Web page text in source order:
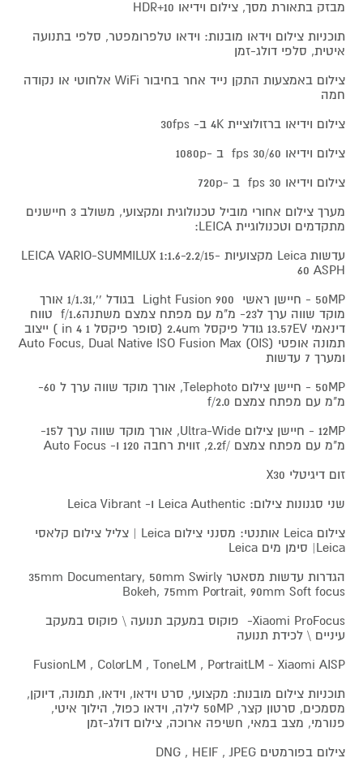
מבזק בתאורת מסך, צילום וידיאו 10+HDR
תוכניות צילום וידאו מובנות: וידאו טלפרומפטר, סלפי בתנועה
איטית, סלפי דולג-זמן
צילום באמצעות התקן נייד אחר בחיבור WiFi אלחוטי או נקודה
חמה
צילום וידיאו ברזולוציית 4K ב- 30fps
צילום וידיאו 30/60 fps ב -1080p
צילום וידיאו 30 fps ב -720p
מערך צילום אחורי מוביל טכנולוגית ומקצועי, משולב 3 חיישנים
מתקדמים וטכנולוגיית LEICA:
עדשות Leica מקצועיות LEICA VARIO-SUMMILUX 1:1.6-2.2/15-
60 ASPH
50MP - חיישן ראשי Light Fusion 900 בגודל '',1/1.31 אורך
מוקד שווה ערך ל23- מ"מ עם מפתח צמצם משתנהf/1.6 טווח
דינאמי 13.57EV גודל פיקסל 2.4um (סופר פיקסל 1 in 4 ) ייצוב
תמונה אופטי (OIS) Auto Focus, Dual Native ISO Fusion Max
ומערך 7 עדשות
50MP - חיישן צילום Telephoto, אורך מוקד שווה ערך ל 60-
מ"מ עם מפתח צמצם f/2.0
12MP - חיישן צילום Ultra-Wide, אורך מוקד שווה ערך ל15-
מ"מ עם מפתח צמצם /2.2f, זווית רחבה 120 ו- Auto Focus
זום דיגיטלי X30
שני סגנונות צילום: Leica Authentic ו- Leica Vibrant
צילום Leica אותנטי: מסנני צילום Leica | צליל צילום קלאסי
Leica| סימן מים Leica
הגדרות עדשות מסאטר 35mm Documentary, 50mm Swirly
Bokeh, 75mm Portrait, 90mm Soft focus
Xiaomi ProFocus- פוקוס במעקב תנועה \ פוקוס במעקב
עיניים \ לכידת תנועה
FusionLM , ColorLM , ToneLM , PortraitLM - Xiaomi AISP
תוכניות צילום מובנות: מקצועי, סרט וידאו, וידאו, תמונה, דיוקן,
מסמכים, סרטון קצר, 50MP לילה, וידאו כפול, הילוך איטי,
פנורמי, מצב במאי, חשיפה ארוכה, צילום דולג-זמן
צילום בפורמטים DNG , HEIF , JPEG